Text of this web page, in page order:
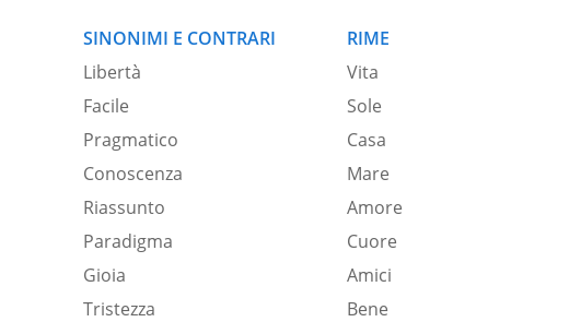
SINONIMI E CONTRARI
Libertà
Facile
Pragmatico
Conoscenza
Riassunto
Paradigma
Gioia
Tristezza
RIME
Vita
Sole
Casa
Mare
Amore
Cuore
Amici
Bene